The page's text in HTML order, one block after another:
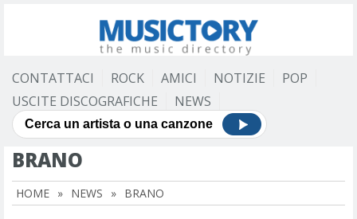
CONTATTACI ROCK AMICI NOTIZIE
POP
USCITE DISCOGRAFICHE
NEWS
BRANO
HOME » NEWS » BRANO